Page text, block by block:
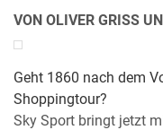
VON OLIVER GRISS
Geht 1860 nach dem
Shoppingtour?
Sky Sport bringt jetzt